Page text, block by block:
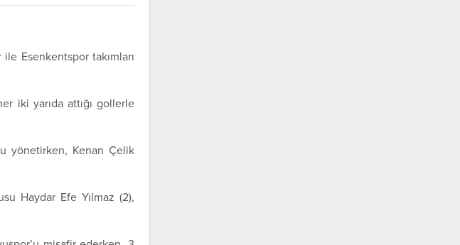
Esenkentspor takımları
iki yarıda attığı gollerle
yönetirken, Kenan Çelik
Haydar Efe Yılmaz (2),